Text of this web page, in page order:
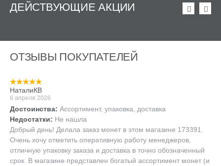
ДЕЙСТВУЮЩИЕ АКЦИИ
ОТЗЫВЫ ПОКУПАТЕЛЕЙ
НаталиКВ
6 апреля 2026
Достоинства: Ассортимент, упаковка, доставка
Недостатки: Не нашла
Добрый день! Делала заказ монет в этом магазине 173391.
Очень хочу отметить оперативную работу менеджеров,
отличную упаковку заказа и доставка в точно обозначенный
срок. В магазине представлен богатый ассортимент монет (и